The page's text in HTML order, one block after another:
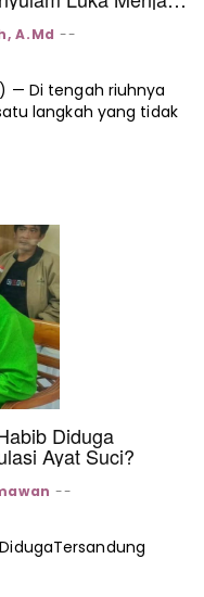
A.Md --
— Di tengah riuhnya
langkah yang tidak
Diduga
Ayat Suci?
--